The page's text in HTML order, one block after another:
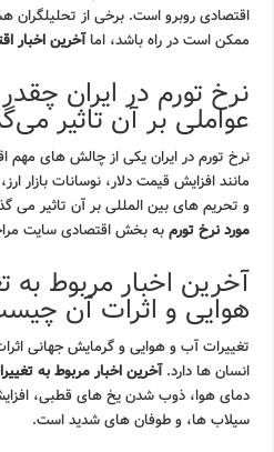
اقتصادی روبرو است. برخی از تحلیلگران
ممکن است در راه باشد، اماآخرین اخبار
نرخ تورم در ایران
عواملی بر آن تاثیر
نرخ تورم در ایران یکی از چالش های
مانند افزایش قیمت دلار، نوسانات بازار
و تحریم های بین المللی بر آن تاثیر می
مورد نرخ تورمبه بخش اقتصادی سایت
آخرین اخبار مربوط به
هوایی و اثرات آن
تغییرات آب و هوایی و گرمایش جهانی
انسان ها دارد.آخرین اخبار مربوط به
دمای هوا، ذوب شدن یخ های قطبی،
سیلاب ها، و طوفان های شدید است.